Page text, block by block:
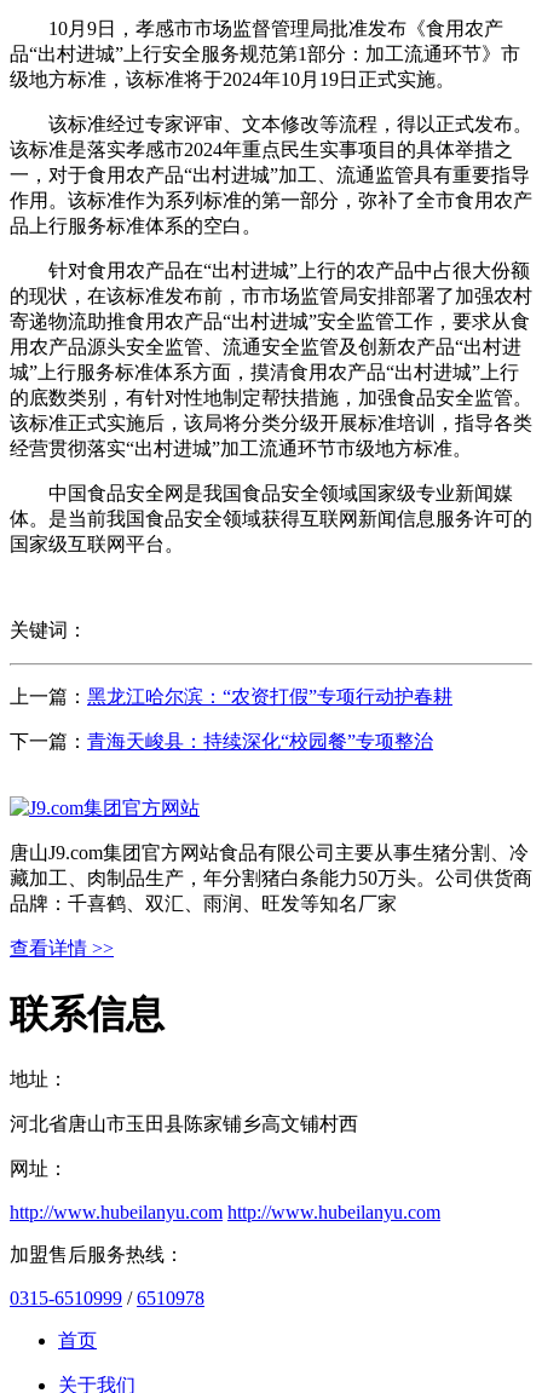
10月9日，孝感市市场监督管理局批准发布《食用农产
品“出村进城”上行安全服务规范第1部分：加工流通环节》市
级地方标准，该标准将于2024年10月19日正式实施。
该标准经过专家评审、文本修改等流程，得以正式发布。
该标准是落实孝感市2024年重点民生实事项目的具体举措之
一，对于食用农产品“出村进城”加工、流通监管具有重要指导
作用。该标准作为系列标准的第一部分，弥补了全市食用农产
品上行服务标准体系的空白。
针对食用农产品在“出村进城”上行的农产品中占很大份额
的现状，在该标准发布前，市市场监管局安排部署了加强农村
寄递物流助推食用农产品“出村进城”安全监管工作，要求从食
用农产品源头安全监管、流通安全监管及创新农产品“出村进
城”上行服务标准体系方面，摸清食用农产品“出村进城”上行
的底数类别，有针对性地制定帮扶措施，加强食品安全监管。
该标准正式实施后，该局将分类分级开展标准培训，指导各类
经营贯彻落实“出村进城”加工流通环节市级地方标准。
中国食品安全网是我国食品安全领域国家级专业新闻媒
体。是当前我国食品安全领域获得互联网新闻信息服务许可的
国家级互联网平台。
关键词：
上一篇： 黑龙江哈尔滨：“农资打假”专项行动护春耕
下一篇： 青海天峻县：持续深化“校园餐”专项整治
唐山J9.com集团官方网站食品有限公司主要从事生猪分割、冷
藏加工、肉制品生产，年分割猪白条能力50万头。公司供货商
品牌：千喜鹤、双汇、雨润、旺发等知名厂家
查看详情 >>
联系信息
地址：
河北省唐山市玉田县陈家铺乡高文铺村西
网址：
http://www.hubeilanyu.com http://www.hubeilanyu.com
加盟售后服务热线：
0315-6510999 /6510978
首页
关于我们